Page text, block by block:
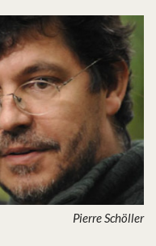
Pierre Schöller